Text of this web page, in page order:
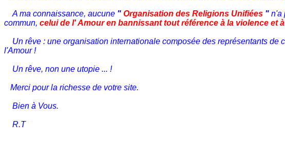
A ma connaissance, aucune " Organisation des Religions Unifiées " n'a
commun, celui de l' Amour en bannissant tout référence à la violence
Un rêve : une organisation internationale composée des représentants de
l'Amour !
Un rêve, non une utopie ... !
Merci pour la richesse de votre site.
Bien à Vous.
R.T